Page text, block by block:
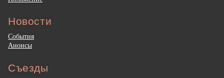
Новости
События
Анонсы
Съезды